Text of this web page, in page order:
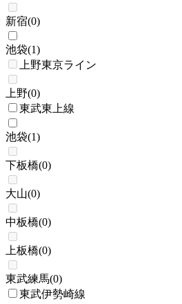
新宿(0)
池袋(1)
上野東京ライン
上野(0)
東武東上線
池袋(1)
下板橋(0)
大山(0)
中板橋(0)
上板橋(0)
東武練馬(0)
東武伊勢崎線